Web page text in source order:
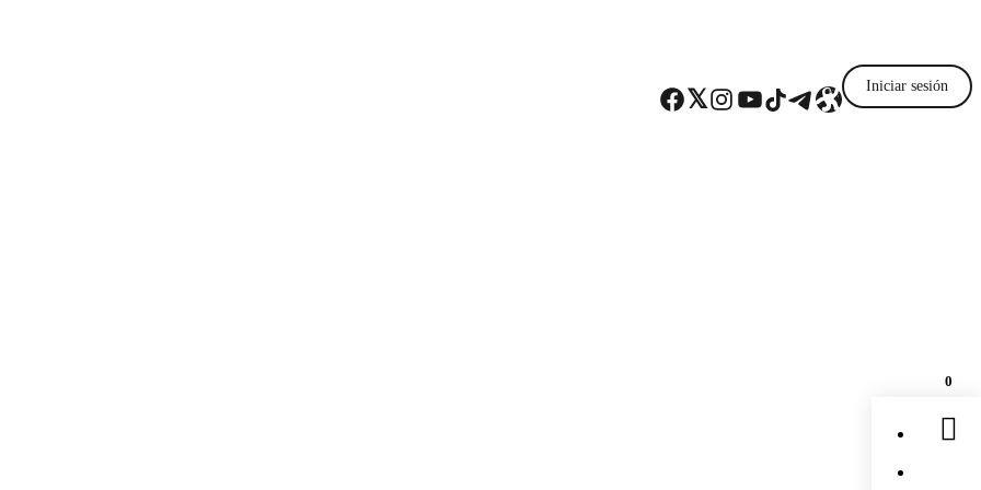
Facebook Twitter Instagram YouTube TikTok Telegram Enlace Iniciar sesión
0